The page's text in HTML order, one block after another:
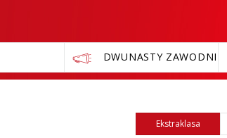
DWUNASTY ZAWODNIK
Ekstraklasa